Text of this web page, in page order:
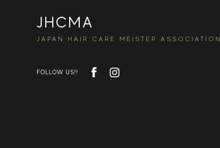
JHCMA
JAPAN HAIR CARE MEISTER ASSOCIATION
FOLLOW US!!